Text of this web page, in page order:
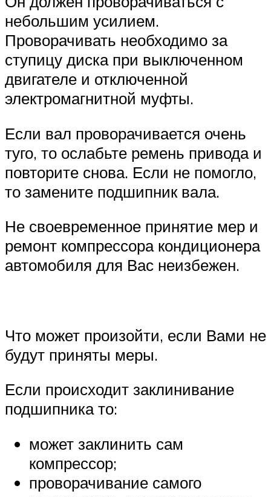
небольшим усилием.
Проворачивать необходимо за
ступицу диска при выключенном
двигателе и отключенной
электромагнитной муфты.
Если вал проворачивается очень
туго, то ослабьте ремень привода и
повторите снова. Если не помогло,
то замените подшипник вала.
Не своевременное принятие мер и
ремонт компрессора кондиционера
автомобиля для Вас неизбежен.
Что может произойти, если Вами не
будут приняты меры.
Если происходит заклинивание
подшипника то:
может заклинить сам
компрессор;
проворачивание самого